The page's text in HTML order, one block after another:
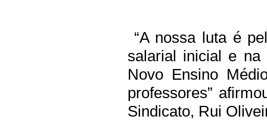
“A nossa luta é
salarial inicial e na
Novo Ensino
professores”
Sindicato, Rui